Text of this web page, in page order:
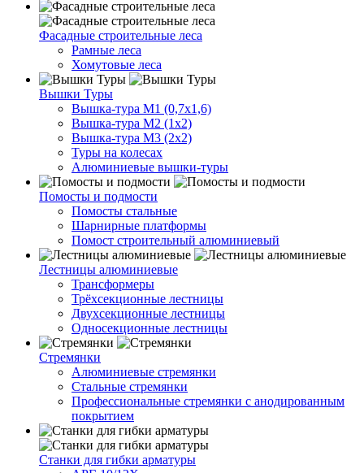
Фасадные строительные леса
Рамные леса
Хомутовые леса
Вышки Туры
Вышка-тура М1 (0,7х1,6)
Вышка-тура М2 (1х2)
Вышка-тура М3 (2х2)
Туры на колесах
Алюминиевые вышки-туры
Помосты и подмости
Помосты стальные
Шарнирные платформы
Помост строительный алюминиевый
Лестницы алюминиевые
Трансформеры
Трёхсекционные лестницы
Двухсекционные лестницы
Односекционные лестницы
Стремянки
Алюминиевые стремянки
Стальные стремянки
Профессиональные стремянки с анодированным
покрытием
Cтанки для гибки арматуры